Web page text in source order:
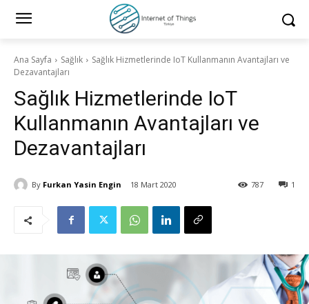
Ana Sayfa Sağlık
Sağlık Hizmetlerinde IoT Kullanmanın Avantajları ve
Dezavantajları
Sağlık Hizmetlerinde IoT
Kullanmanın Avantajları ve
Dezavantajları
By Furkan Yasin Engin 18 Mart 2020 1
787